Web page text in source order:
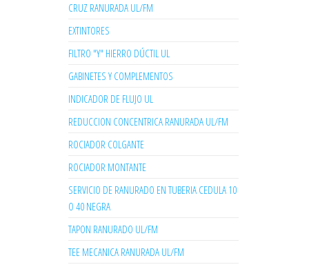
CRUZ RANURADA UL/FM
EXTINTORES
FILTRO "Y" HIERRO DÚCTIL UL
GABINETES Y COMPLEMENTOS
INDICADOR DE FLUJO UL
REDUCCION CONCENTRICA RANURADA UL/FM
ROCIADOR COLGANTE
ROCIADOR MONTANTE
SERVICIO DE RANURADO EN TUBERIA CEDULA 10
O 40 NEGRA
TAPON RANURADO UL/FM
TEE MECANICA RANURADA UL/FM